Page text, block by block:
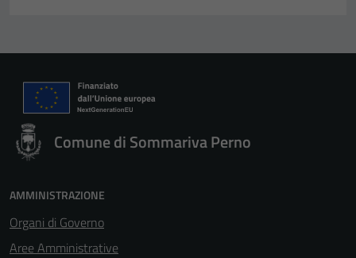
Comune di Sommariva Perno
AMMINISTRAZIONE
Organi di Governo
Aree Amministrative